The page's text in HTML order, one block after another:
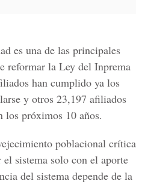
es una de las principales
reformar la Ley del Inprema
han cumplido ya los
y otros 23,197 afiliados
los próximos 10 años.
poblacional crítica
sistema solo con el aporte
del sistema depende de la